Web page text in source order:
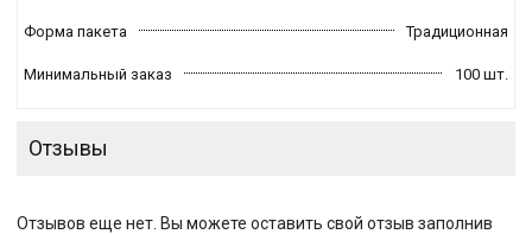
Форма пакета Традиционная
Минимальный заказ 100 шт.
Отзывы
Отзывов еще нет. Вы можете оставить свой отзыв заполнив